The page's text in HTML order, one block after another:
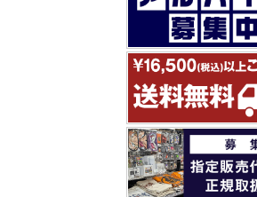
宮本来夏クリーナー
クロス
¥440（税込）